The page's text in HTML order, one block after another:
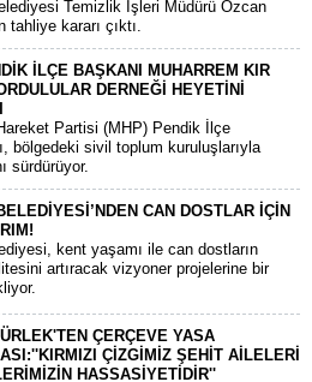
Temizlik İşleri Müdürü Özcan
tahliye kararı çıktı.
İLÇE BAŞKANI MUHARREM KIR
DERNEĞİ HEYETİNİ
Partisi (MHP) Pendik İlçe
bölgedeki sivil toplum kuruluşlarıyla
sürdürüyor.
CAN DOSTLAR İÇİN
kent yaşamı ile can dostların
artıracak vizyoner projelerine bir
ÇERÇEVE YASA
ÇİZGİMİZ ŞEHİT AİLELERİ
HASSASİYETİDİR''